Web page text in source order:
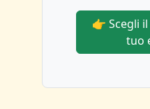
👉 Scegli
tuo